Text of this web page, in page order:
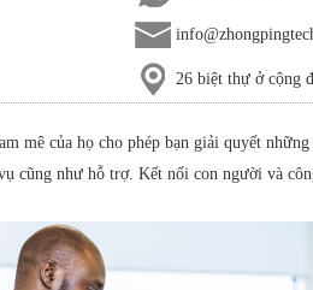
26 biệt thự ở cộng
của họ cho phép bạn giải quyết
như hỗ trợ. Kết nối con người và